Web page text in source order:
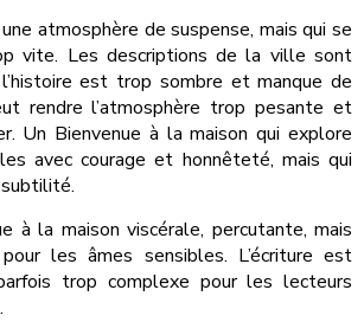
une atmosphère de suspense, mais qui se
vite. Les descriptions de la ville sont
est trop sombre et manque de
rendre l’atmosphère trop pesante et
Un Bienvenue à la maison qui explore
avec courage et honnêteté, mais qui
à la maison viscérale, percutante, mais
les âmes sensibles. L’écriture est
trop complexe pour les lecteurs